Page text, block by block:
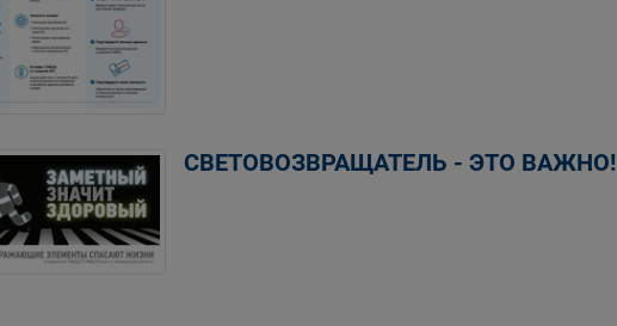
СВЕТОВОЗВРАЩАТЕЛЬ - ЭТО ВАЖНО!